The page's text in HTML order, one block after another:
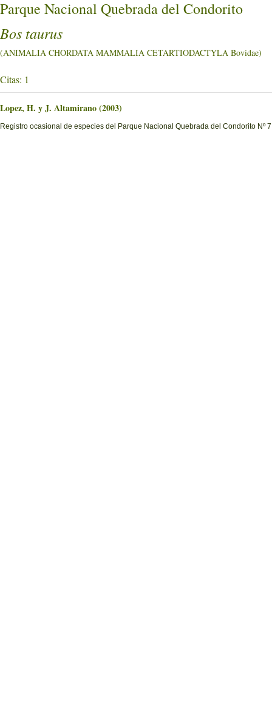
Parque Nacional Quebrada del Condorito
Bos taurus
(ANIMALIA CHORDATA MAMMALIA CETARTIODACTYLA Bovidae)
Citas: 1
Lopez, H. y J. Altamirano (2003)
Registro ocasional de especies del Parque Nacional Quebrada del Condorito Nº